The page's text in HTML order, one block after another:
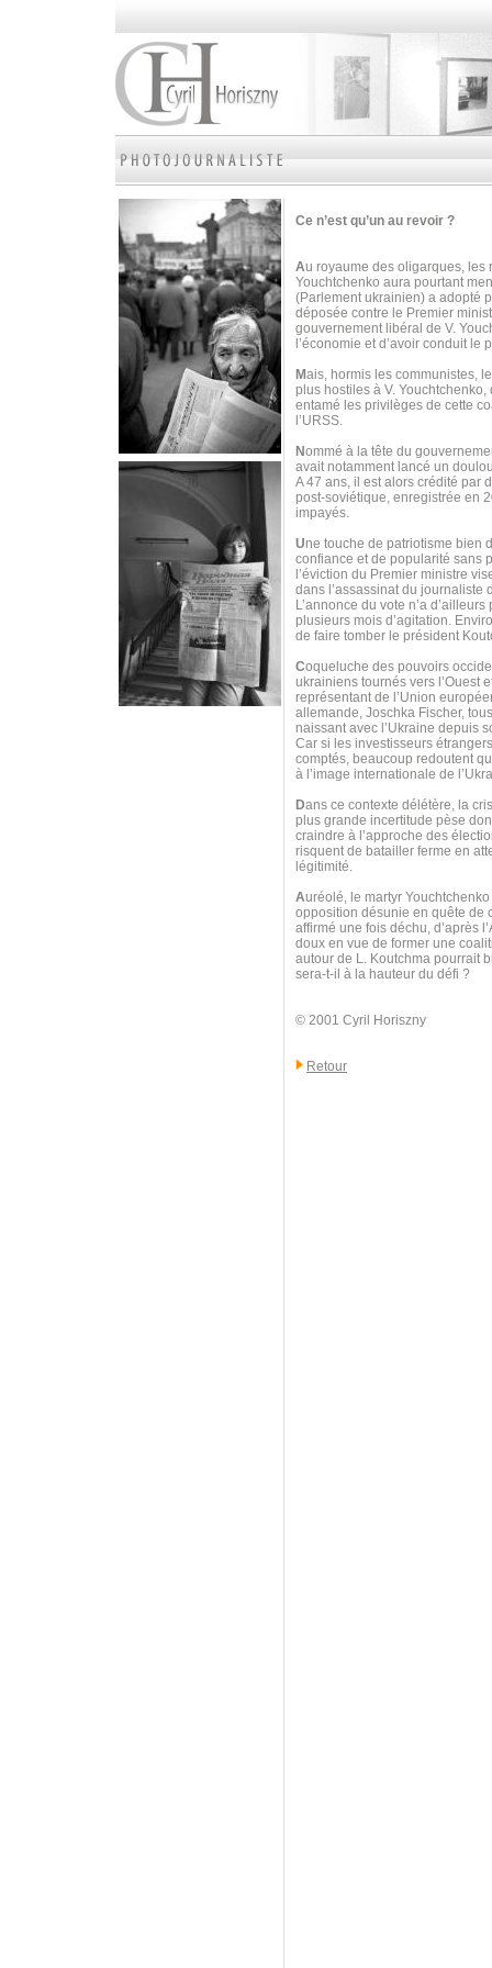
Ce n’est qu’un au revoir ?
Au royaume des oligarques, les
Youchtchenko aura pourtant
(Parlement ukrainien) a adopté
déposée contre le Premier
gouvernement libéral de V.
l’économie et d’avoir conduit le
Mais, hormis les communistes,
plus hostiles à V.
entamé les privilèges de cette
l’URSS.
Nommé à la tête du
avait notamment lancé un
A 47 ans, il est alors crédité par
post-soviétique, enregistrée en
impayés.
Une touche de patriotisme bien
confiance et de popularité sans
l’éviction du Premier ministre
dans l’assassinat du journaliste
L’annonce du vote n’a
plusieurs mois d’agitation.
de faire tomber le président
Coqueluche des pouvoirs
ukrainiens tournés vers l’Ouest
représentant de l’Union
allemande, Joschka Fischer,
naissant avec l’Ukraine depuis
Car si les investisseurs
comptés, beaucoup redoutent
à l’image internationale de
Dans ce contexte délétère, la
plus grande incertitude pèse
craindre à l’approche des
risquent de batailler ferme en
légitimité.
Auréolé, le martyr
opposition désunie en quête de
affirmé une fois déchu, d’après
doux en vue de former une
autour de L. Koutchma pourrait
sera-t-il à la hauteur du défi ?
© 2001 Cyril Horiszny
Retour